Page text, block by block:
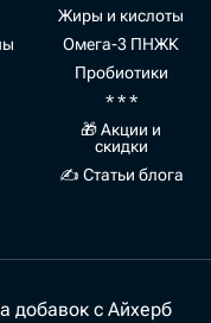
Жиры и кислоты
Омега-3 ПНЖК
Пробиотики
* * *
🎁 Акции и
скидки
✍ Статьи блога
добавок с Айхерб